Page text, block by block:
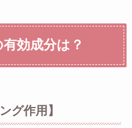
効成分は？
グ作用】